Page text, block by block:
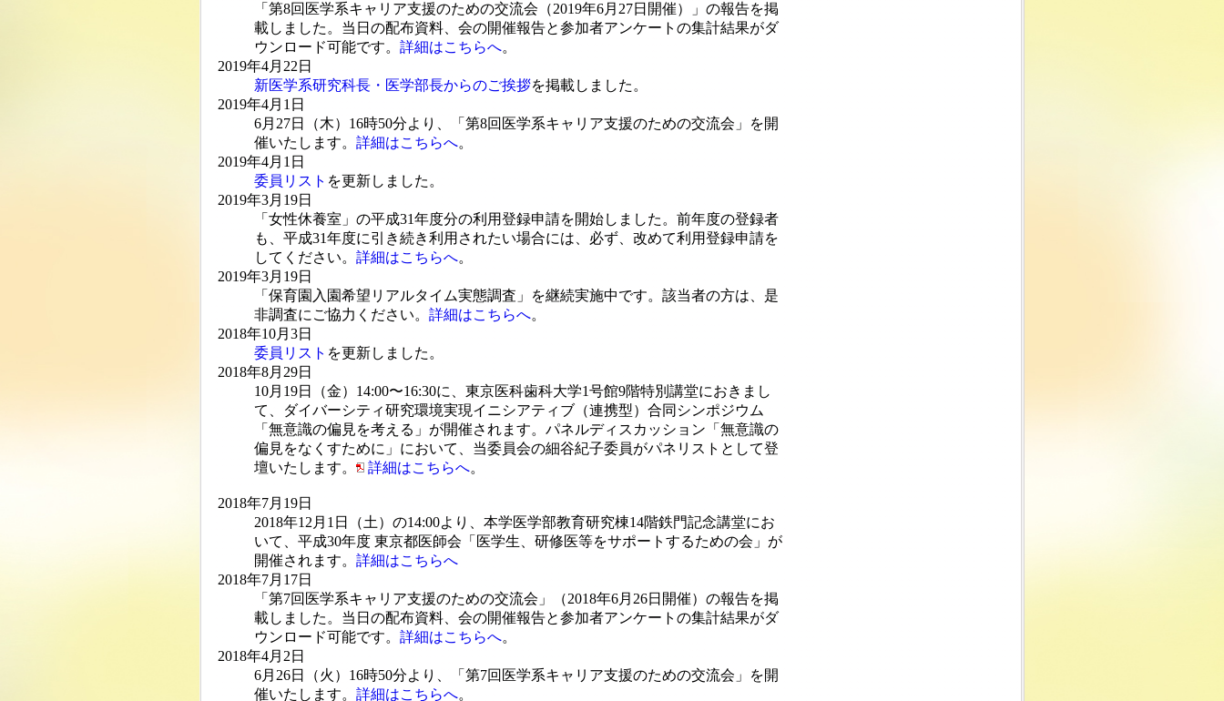
「第8回医学系キャリア支援のための交流会（2019年6月27日開催）」の報告を掲
載しました。当日の配布資料、会の開催報告と参加者アンケートの集計結果がダ
ウンロード可能です。 詳細はこちらへ。
2019年4月22日
新医学系研究科長・医学部長からのご挨拶を掲載しました。
2019年4月1日
6月27日（木）16時50分より、「第8回医学系キャリア支援のための交流会」を開
催いたします。 詳細はこちらへ。
2019年4月1日
委員リスト を更新しました。
2019年3月19日
「女性休養室」の平成31年度分の利用登録申請を開始しました。前年度の登録者
も、平成31年度に引き続き利用されたい場合には、必ず、改めて利用登録申請を
してください。 詳細はこちらへ。
2019年3月19日
「保育園入園希望リアルタイム実態調査」を継続実施中です。該当者の方は、是
非調査にご協力ください。 詳細はこちらへ。
2018年10月3日
委員リスト を更新しました。
2018年8月29日
10月19日（金）14:00〜16:30に、東京医科歯科大学1号館9階特別講堂におきまし
て、ダイバーシティ研究環境実現イニシアティブ（連携型）合同シンポジウム
「無意識の偏見を考える」が開催されます。パネルディスカッション「無意識の
偏見をなくすために」において、当委員会の細谷紀子委員がパネリストとして登
壇いたします。
詳細はこちらへ。
2018年7月19日
2018年12月1日（土）の14:00より、本学医学部教育研究棟14階鉄門記念講堂にお
いて、平成30年度 東京都医師会「医学生、研修医等をサポートするための会」が
開催されます。 詳細はこちらへ
2018年7月17日
「第7回医学系キャリア支援のための交流会」（2018年6月26日開催）の報告を掲
載しました。当日の配布資料、会の開催報告と参加者アンケートの集計結果がダ
ウンロード可能です。 詳細はこちらへ。
2018年4月2日
6月26日（火）16時50分より、「第7回医学系キャリア支援のための交流会」を開
催いたします。 詳細はこちらへ。